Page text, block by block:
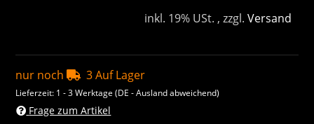
inkl. 19% USt. , zzgl. Versand
nur noch 3 Auf Lager
Lieferzeit: 1 - 3 Werktage(DE - Ausland abweichend)
Frage zum Artikel